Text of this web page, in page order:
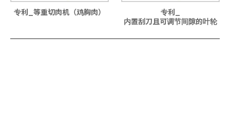
专利_等重切肉机（鸡胸肉）
专利_
内置刮刀且可调节间隙的叶轮